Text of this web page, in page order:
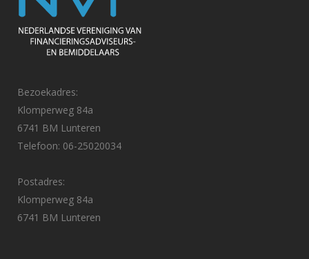
Bezoekadres:
Klomperweg 84a
6741 BM Lunteren
Telefoon: 06-25020034
Postadres:
Klomperweg 84a
6741 BM Lunteren